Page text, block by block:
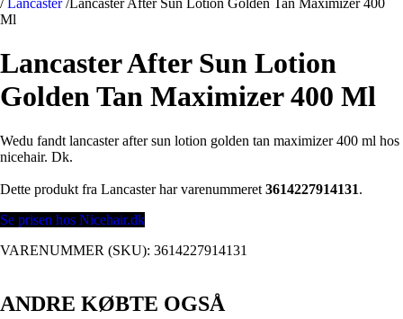
Ml
Lancaster After Sun Lotion
Golden Tan Maximizer 400 Ml
Wedu fandt lancaster after sun lotion golden tan maximizer 400 ml hos
nicehair. Dk.
Dette produkt fra Lancaster har varenummeret 3614227914131.
Se prisen hos Nicehair.dk
VARENUMMER (SKU): 3614227914131
ANDRE KØBTE OGSÅ